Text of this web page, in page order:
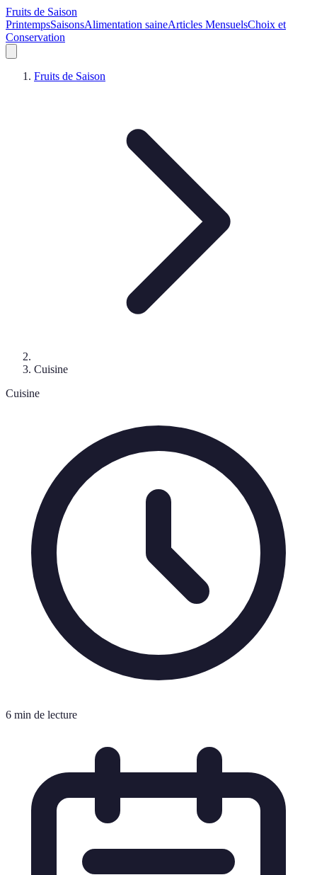
Fruits de Saison
PrintempsSaisonsAlimentation saineArticles MensuelsChoix et
Conservation
Fruits de Saison
Cuisine
Cuisine
6 min de lecture